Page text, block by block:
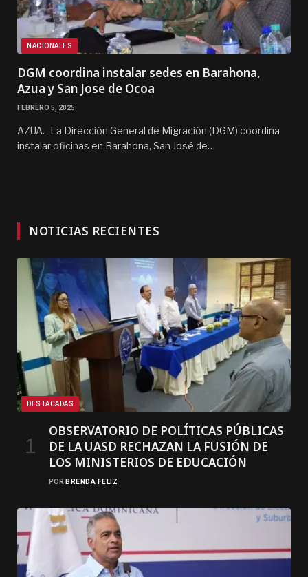
NACIONALES
DGM coordina instalar sedes en Barahona,
Azua y San Jose de Ocoa
FEBRERO 5, 2025
AZUA.- La Dirección General de Migración (DGM) coordina
instalar oficinas en Barahona, San José de…
NOTICIAS RECIENTES
DESTACADAS
OBSERVATORIO DE POLÍTICAS PÚBLICAS
DE LA UASD RECHAZAN LA FUSIÓN DE
LOS MINISTERIOS DE EDUCACIÓN
POR BRENDA FELIZ